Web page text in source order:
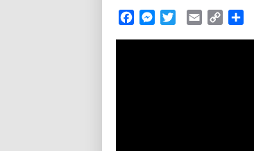
FacebookMessenger
TwitterEmail Copy